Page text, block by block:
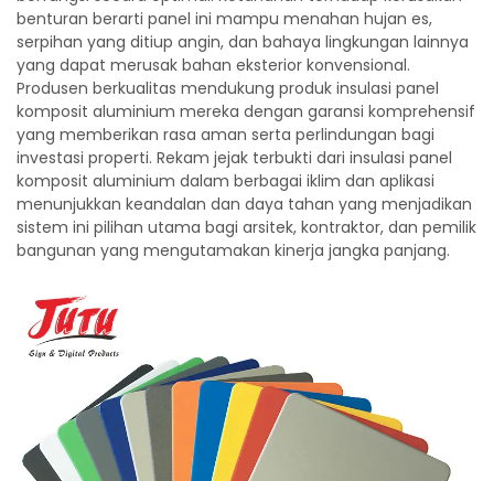
benturan berarti panel ini mampu menahan hujan es,
serpihan yang ditiup angin, dan bahaya lingkungan lainnya
yang dapat merusak bahan eksterior konvensional.
Produsen berkualitas mendukung produk insulasi panel
komposit aluminium mereka dengan garansi komprehensif
yang memberikan rasa aman serta perlindungan bagi
investasi properti. Rekam jejak terbukti dari insulasi panel
komposit aluminium dalam berbagai iklim dan aplikasi
menunjukkan keandalan dan daya tahan yang menjadikan
sistem ini pilihan utama bagi arsitek, kontraktor, dan pemilik
bangunan yang mengutamakan kinerja jangka panjang.